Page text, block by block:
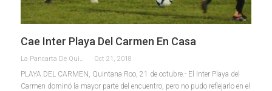
Cae Inter Playa Del Carmen En Casa
Oct 21, 2018
PLAYA DEL CARMEN, Quintana Roo, 21 de octubre.- El Inter Playa del
Carmen dominó la mayor parte del encuentro, pero no pudo reflejarlo en el